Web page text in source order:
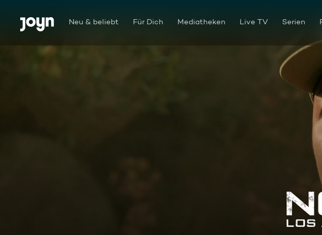
Zum Inhalt springen
Barrierefrei Neu & beliebt Für Dich Mediatheken Live TV Serien